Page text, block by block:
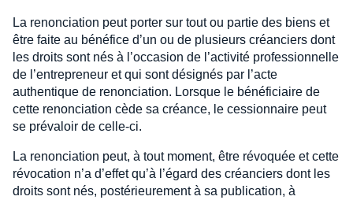
La renonciation peut porter sur tout ou partie des biens et
être faite au bénéfice d’un ou de plusieurs créanciers dont
les droits sont nés à l’occasion de l’activité professionnelle
de l’entrepreneur et qui sont désignés par l’acte
authentique de renonciation. Lorsque le bénéficiaire de
cette renonciation cède sa créance, le cessionnaire peut
se prévaloir de celle-ci.
La renonciation peut, à tout moment, être révoquée et cette
révocation n’a d’effet qu’à l’égard des créanciers dont les
droits sont nés, postérieurement à sa publication, à